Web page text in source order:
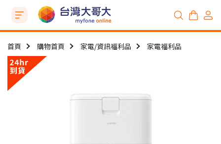
首頁 購物首頁 家電/資訊福利品 家電福利品